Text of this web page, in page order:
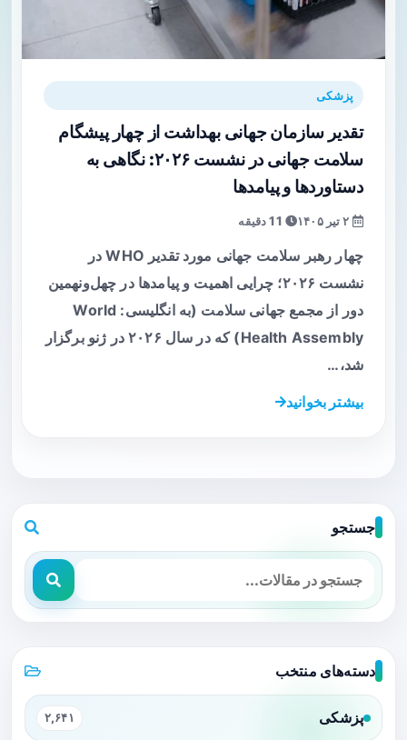
پزشکی
تقدیر سازمان جهانی بهداشت از چهار پیشگام
سلامت جهانی در نشست ۲۰۲۶: نگاهی به
دستاوردها و پیامدها
چهار رهبر سلامت جهانی مورد تقدیر WHO در
نشست ۲۰۲۶؛ چرایی اهمیت و پیامدها در چهل‌ونهمین
دور از مجمع جهانی سلامت (به انگلیسی: World
Health Assembly) که در سال ۲۰۲۶ در ژنو برگزار
شد،…
بیشتر بخوانید
جستجو
دسته‌های منتخب
پزشکی ۲,۶۴۱